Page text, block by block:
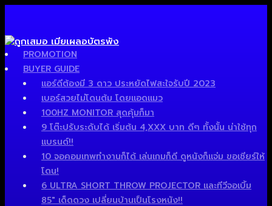
PROMOTION
BUYER GUIDE
แอร์ดีต้องมี 3 ดาว ประหยัดไฟสะใจรับปี 2023
เบอร์สวยไม่โดนต้ม โดยแอดแมว
100HZ MONITOR สุดคุ้มก็มา
9 โต๊ะปรับระดับได้ เริ่มต้น 4,XXX บาท ดีๆ ทั้งนั้น น่าใช้ทุก
แบรนด์!!
10 จอคอมเทพทำงานก็ได้ เล่นเกมก็ดี ดูหนังก็แจ่ม ขอเชียร์ให้
โดน!
6 ULTRA SHORT THROW PROJECTOR และทีวีจอเบิ้ม
85″ เด็ดดวง เปลี่ยนบ้านเป็นโรงหนัง!!